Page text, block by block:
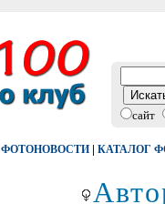
сайт
ФОТОНОВОСТИ | КАТАЛОГ